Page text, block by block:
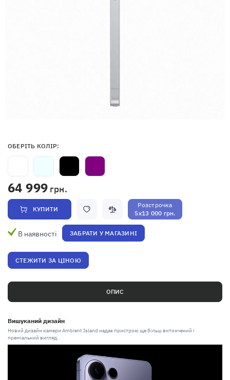
ОБЕРІТЬ КОЛІР:
64 999 грн.
КУПИТИ
Розстрочка
5x13 000 грн.
В наявності ЗАБРАТИ У МАГАЗИНІ
СТЕЖИТИ ЗА ЦІНОЮ
ОПИС
Вишуканий дизайн
Новий дизайн камери Ambient Island надає пристрою ще більш витончений і
преміальний вигляд.